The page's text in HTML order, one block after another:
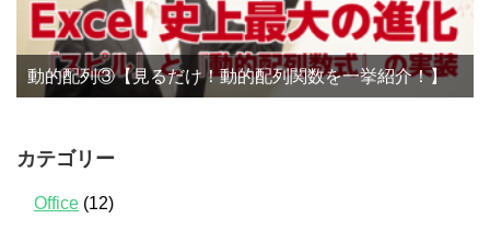
動的配列③【見るだけ！動的配列関数を一挙紹介！】
カテゴリー
Office (12)